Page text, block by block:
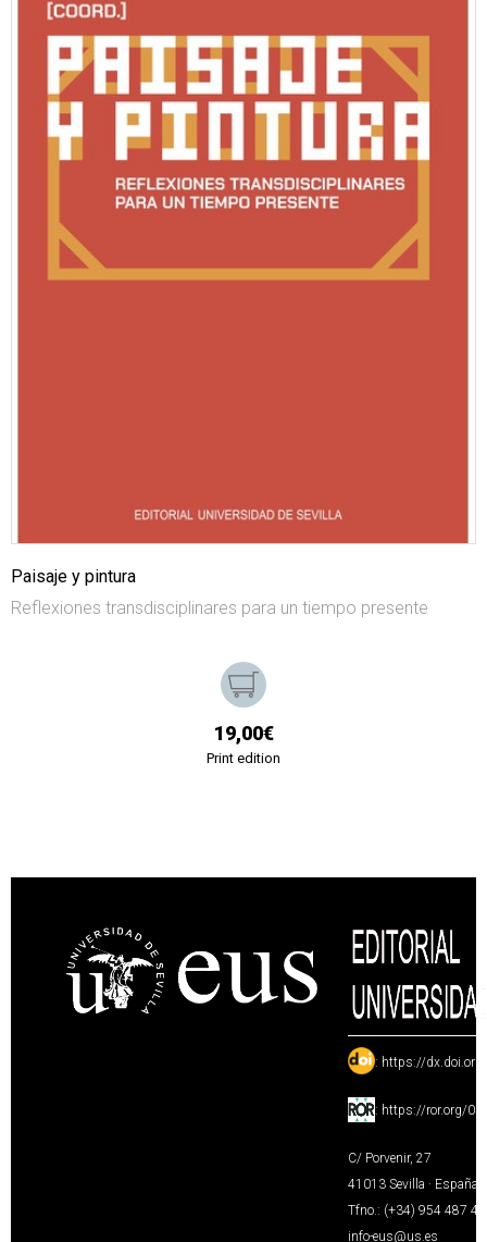
Paisaje y pintura
Reflexiones transdisciplinares para un tiempo presente
19,00€
Print edition
: https://
: https://ror.org/
C/ Porvenir, 27
41013 Sevilla · España
Tfno.: (+34) 954 487
info-eus@us.es